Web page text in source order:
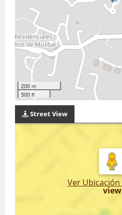
200 m
500 ft
Street View
Ver Ubicación
view